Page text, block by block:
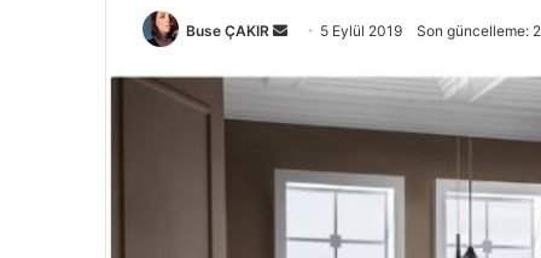
Buse ÇAKIR
e
p
s
5 Eylül 2019 Son güncelleme: